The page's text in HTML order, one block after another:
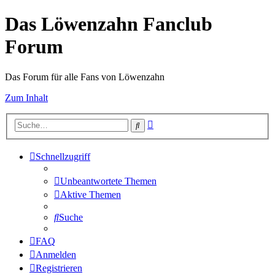
Das Löwenzahn Fanclub
Forum
Das Forum für alle Fans von Löwenzahn
Zum Inhalt
Suche
Schnellzugriff
Unbeantwortete Themen
Aktive Themen
Suche
FAQ
Anmelden
Registrieren